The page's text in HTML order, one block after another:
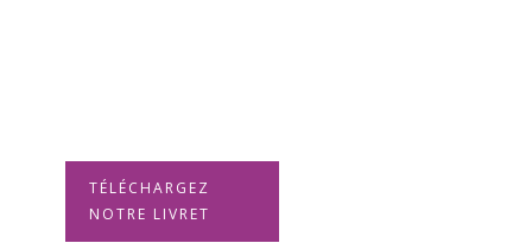
TÉLÉCHARGEZ
NOTRE LIVRET